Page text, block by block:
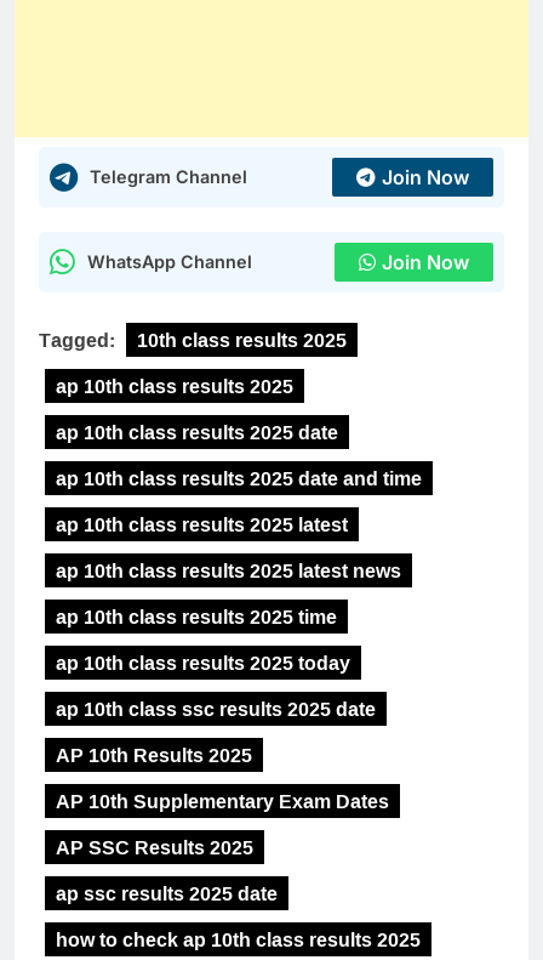
Telegram Channel Join Now
WhatsApp Channel Join Now
Tagged:
10th class results 2025
ap 10th class results 2025
ap 10th class results 2025 date
ap 10th class results 2025 date and time
ap 10th class results 2025 latest
ap 10th class results 2025 latest news
ap 10th class results 2025 time
ap 10th class results 2025 today
ap 10th class ssc results 2025 date
AP 10th Results 2025
AP 10th Supplementary Exam Dates
AP SSC Results 2025
ap ssc results 2025 date
how to check ap 10th class results 2025